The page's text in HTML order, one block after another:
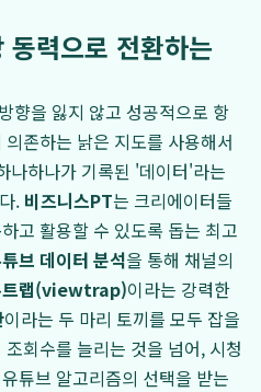
력으로 전환하는
향을 잃지 않고 성공적으로 항
존하는 낡은 지도를 사용해서
나하나가 기록된 '데이터'라는
. 비즈니스PT는 크리에이터들
고 활용할 수 있도록 돕는 최고
브 데이터 분석을 통해 채널의
트랩(viewtrap)이라는 강력한
이라는 두 마리 토끼를 모두 잡을
회수를 늘리는 것을 넘어, 시청
튜브 알고리즘의 선택을 받는